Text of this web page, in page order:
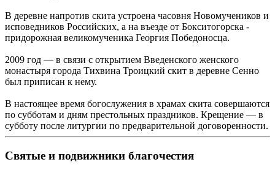
В деревне напротив скита устроена часовня Новомучеников и
исповедников Российских, а на въезде от Бокситогорска -
придорожная великомученика Георгия Победоносца.
2009 год — в связи с открытием Введенского женского
монастыря города Тихвина Троицкий скит в деревне Сенно
был приписан к нему.
В настоящее время богослужения в храмах скита совершаются
по субботам и дням престольных праздников. Крещение — в
субботу после литургии по предварительной договоренности.
Святые и подвижники благочестия